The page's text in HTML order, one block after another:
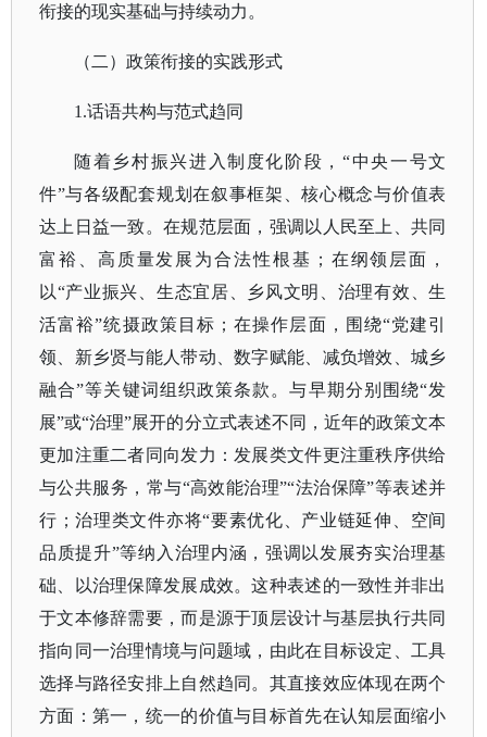
衔接的现实基础与持续动力。
（二）政策衔接的实践形式
1.话语共构与范式趋同
随着乡村振兴进入制度化阶段，“中央一号文
件”与各级配套规划在叙事框架、核心概念与价值表
达上日益一致。在规范层面，强调以人民至上、共同
富裕、高质量发展为合法性根基；在纲领层面，
以“产业振兴、生态宜居、乡风文明、治理有效、生
活富裕”统摄政策目标；在操作层面，围绕“党建引
领、新乡贤与能人带动、数字赋能、减负增效、城乡
融合”等关键词组织政策条款。与早期分别围绕“发
展”或“治理”展开的分立式表述不同，近年的政策文本
更加注重二者同向发力：发展类文件更注重秩序供给
与公共服务，常与“高效能治理”“法治保障”等表述并
行；治理类文件亦将“要素优化、产业链延伸、空间
品质提升”等纳入治理内涵，强调以发展夯实治理基
础、以治理保障发展成效。这种表述的一致性并非出
于文本修辞需要，而是源于顶层设计与基层执行共同
指向同一治理情境与问题域，由此在目标设定、工具
选择与路径安排上自然趋同。其直接效应体现在两个
方面：第一，统一的价值与目标首先在认知层面缩小